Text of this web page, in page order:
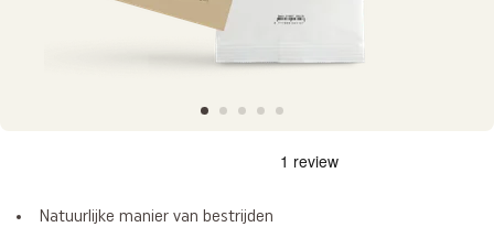
Natuurlijke manier van bestrijden